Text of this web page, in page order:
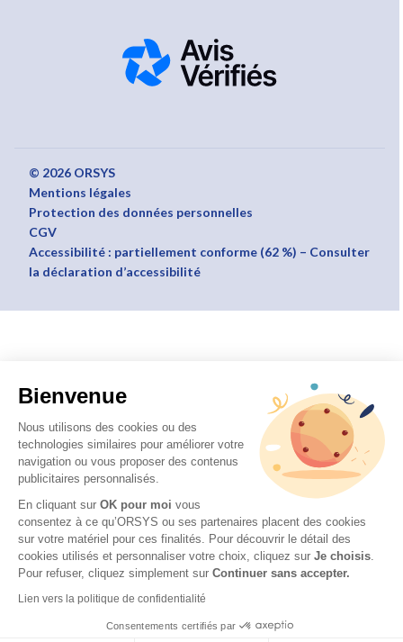
Bienvenue
Nous utilisons des cookies ou des
technologies similaires pour améliorer votre
navigation ou vous proposer des contenus
publicitaires personnalisés.
En cliquant sur OK pour moi vous
consentez à ce qu’ORSYS ou ses partenaires placent des cookies
sur votre matériel pour ces finalités. Pour découvrir le détail des
cookies utilisés et personnaliser votre choix, cliquez sur Je choisis.
Pour refuser, cliquez simplement sur Continuer sans accepter.
Lien vers la politique de confidentialité
Consentements certifiés par
© 2026 ORSYS
Mentions légales
Protection des données personnelles
CGV
Accessibilité : partiellement conforme (62 %) – Consulter
la déclaration d’accessibilité